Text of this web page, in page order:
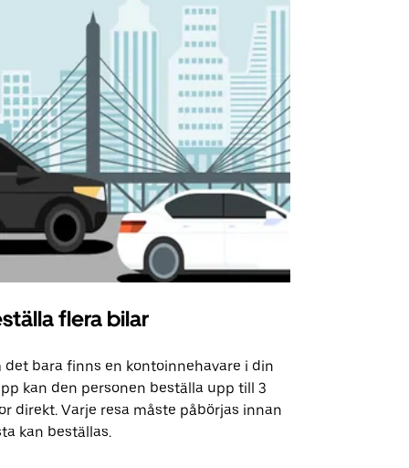
flera bilar
det bara finns en kontoinnehavare i din
kan den personen beställa upp till 3
direkt. Varje resa måste påbörjas innan
kan beställas.